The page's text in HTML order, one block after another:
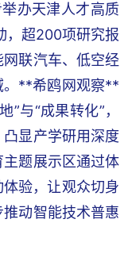
办天津人才高质
，超200项研究报
联汽车、低空经
。**希鸥网观察**
与“成果转化”，
显产学研用深度
题展示区通过体
验，让观众切身
动智能技术普惠